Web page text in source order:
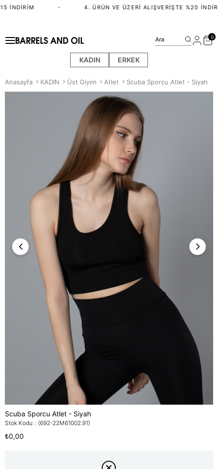
İNDIRIM 4. ÜRÜN VE ÜZERI ALIŞVERIŞTE %20
KADIN ERKEK
Ara 0
Anasayfa KADIN Üst Giyim Atlet Scuba Sporcu Atlet - Siyah
Scuba Sporcu Atlet - Siyah
Stok Kodu (692-22M61002.91)
₺0,00